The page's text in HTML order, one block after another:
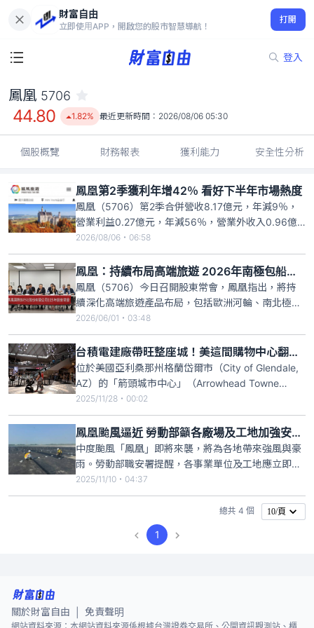
財富自由
立即使用APP，開啟您的股市智慧導航！
打開
登入
44.80
1.82%
鳳凰 5706
44.80 1.82% 最近更新時間： 2026/08/06 05:30
個股概覽 財務報表 獲利能力 安全性分析
鳳凰第2季獲利年增42％ 看好下半年市場熱度
鳳凰（5706）第2季合併營收8.17億元，年減9％，
營業利益0.27億元，年減56％，營業外收入0.96億
元，年增284%，稅後淨利0.98億元，年增42％，每
股盈餘1.17元。上半年合併營收15.31億元，為歷史次
高，稅後淨利1.51億元，年增35%，每股盈餘1.79
元。
2026/08/06・06:58
鳳凰：持續布局高端旅遊 2026年南極包船完銷
鳳凰（5706）今日召開股東常會，鳳凰指出，將持
續深化高端旅遊產品布局，包括歐洲河輪、南北極遊
輪及極光旅遊等高端產品，其中2026年南極包船已完
銷，2027年北極持續熱銷中，看好未來營運。鳳凰指
出，在郵輪旅遊部分，持續推動基隆與高雄母港東北
亞包船航程，主力銷售MSC榮耀號、歌詩達郵輪及麗
星郵輪，市場
2026/06/01・03:48
台積電建廠帶旺整座城！美這間購物中心翻身「吸金怪物」 業者全說了
位於美國亞利桑那州格蘭岱爾市（City of Glendale,
AZ）的「箭頭城市中心」（Arrowhead Towne
Center） ，是鳳凰城西北區唯一的大型室內購物中
心，箭頭城市中心的擁有者、房地產投資信託公司
「馬塞里奇」（Macerich）坦言，箭頭城市中心所在
的地區「西北谷」（Nort
2025/11/28・00:02
鳳凰颱風逼近 勞動部籲各廠場及工地加強安全防護
中度颱風「鳳凰」即將來襲，將為各地帶來強風與豪
雨。勞動部職安署提醒，各事業單位及工地應立即啟
動防颱整備措施，加強戶外工作、搶修及外勤作業的
安全防護。特別是目前仍在復建作業中的南部及花
蓮，先前的風災、水災及堰塞湖受災地區，更應加強
2025/11/10・04:37
總共 4 個 10/頁
1
關於財富自由 免責聲明